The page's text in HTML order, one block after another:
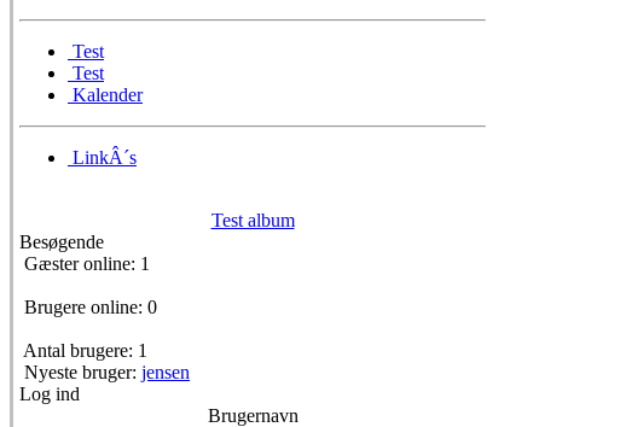
Test
Test
Kalender
LinkÂ´s
Test album
Besøgende
Gæster online: 1
Brugere online: 0
Antal brugere: 1
Nyeste bruger: jensen
Log ind
Brugernavn